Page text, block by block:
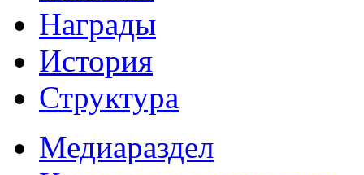
Награды
История
Структура
Медиараздел